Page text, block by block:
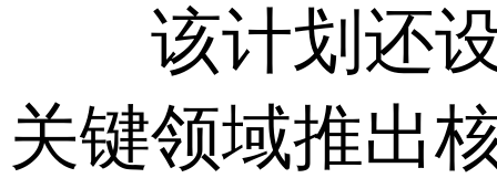
该计划还设
关键领域推出